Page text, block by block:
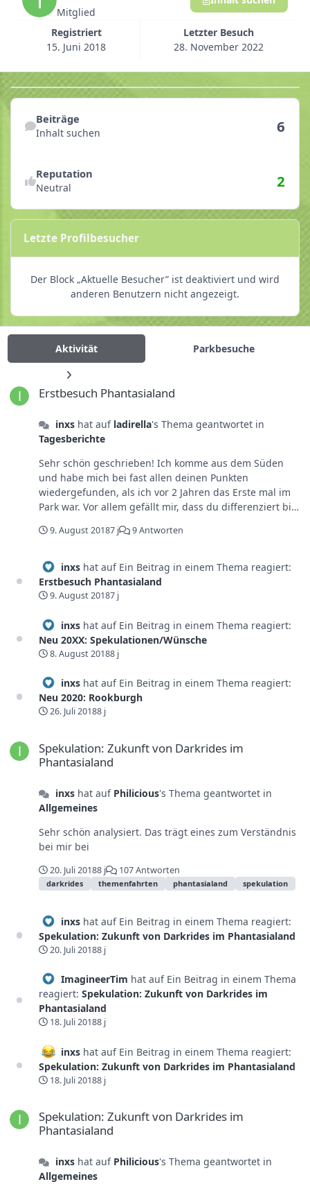
Mitglied
Registriert
15. Juni 2018
Letzter Besuch
28. November 2022
Inhalt suchen
Beiträge
Inhalt suchen 6
Reputation
Neutral 2
Letzte Profilbesucher
Der Block „Aktuelle Besucher” ist deaktiviert und wird
anderen Benutzern nicht angezeigt.
Aktivität Parkbesuche
Erstbesuch Phantasialand
Erstbesuch Phantasialand
inxshat auf ladirella's Thema geantwortet in
Tagesberichte
Sehr schön geschrieben! Ich komme aus dem Süden
und habe mich bei fast allen deinen Punkten
wiedergefunden, als ich vor 2 Jahren das Erste mal im
Park war. Vor allem gefällt mir, dass du differenziert bist
9. August 20187 j 9 Antworten
inxs hat auf Ein Beitrag in einem Thema reagiert:
Erstbesuch Phantasialand
9. August 20187 j
inxs hat auf Ein Beitrag in einem Thema reagiert:
Neu 20XX: Spekulationen/Wünsche
8. August 20188 j
inxs hat auf Ein Beitrag in einem Thema reagiert:
Neu 2020: Rookburgh
26. Juli 20188 j
Spekulation: Zukunft von Darkrides im
Phantasialand
inxshat auf Philicious's Thema geantwortet in
Allgemeines
Sehr schön analysiert. Das trägt eines zum Verständnis
bei mir bei
20. Juli 20188 j 107 Antworten
darkrides themenfahrten phantasialand spekulation
inxs hat auf Ein Beitrag in einem Thema reagiert:
Spekulation: Zukunft von Darkrides im Phantasialand
20. Juli 20188 j
ImagineerTim hat auf Ein Beitrag in einem Thema
reagiert: Spekulation: Zukunft von Darkrides im
Phantasialand
18. Juli 20188 j
inxs hat auf Ein Beitrag in einem Thema reagiert:
Spekulation: Zukunft von Darkrides im Phantasialand
18. Juli 20188 j
Spekulation: Zukunft von Darkrides im
Phantasialand
inxshat auf Philicious's Thema geantwortet in
Allgemeines